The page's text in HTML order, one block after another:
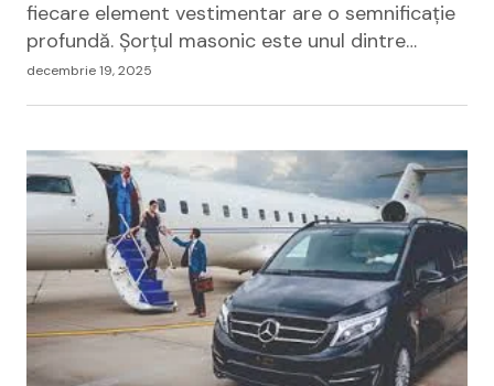
fiecare element vestimentar are o semnificație
profundă. Șorțul masonic este unul dintre…
decembrie 19, 2025